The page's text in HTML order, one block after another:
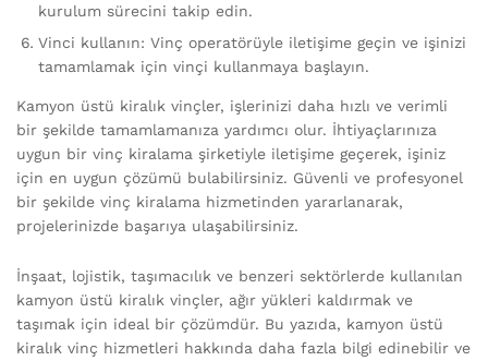
kurulum sürecini takip edin.
Vinci kullanın: Vinç operatörüyle iletişime geçin ve işinizi
tamamlamak için vinçi kullanmaya başlayın.
Kamyon üstü kiralık vinçler, işlerinizi daha hızlı ve verimli
bir şekilde tamamlamanıza yardımcı olur. İhtiyaçlarınıza
uygun bir vinç kiralama şirketiyle iletişime geçerek, işiniz
için en uygun çözümü bulabilirsiniz. Güvenli ve profesyonel
bir şekilde vinç kiralama hizmetinden yararlanarak,
projelerinizde başarıya ulaşabilirsiniz.
İnşaat, lojistik, taşımacılık ve benzeri sektörlerde kullanılan
kamyon üstü kiralık vinçler, ağır yükleri kaldırmak ve
taşımak için ideal bir çözümdür. Bu yazıda, kamyon üstü
kiralık vinç hizmetleri hakkında daha fazla bilgi edinebilir ve